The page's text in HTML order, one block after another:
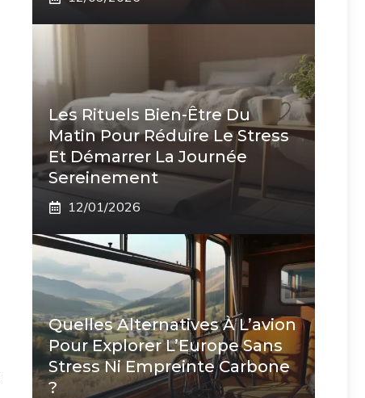
Les Rituels Bien-Être Du
Matin Pour Réduire Le Stress
Et Démarrer La Journée
Sereinement
12/01/2026
Quelles Alternatives À L’avion
Pour Explorer L’Europe Sans
Stress Ni Empreinte Carbone
?